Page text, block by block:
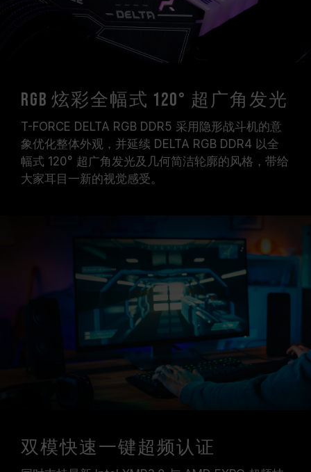
RGB 炫彩全幅式 120° 超广角发光
T-FORCE DELTA RGB DDR5 采用隐形战斗机的意
象优化整体外观，并延续 DELTA RGB DDR4 以全
幅式 120° 超广角发光及几何简洁轮廓的风格，带给
大家耳目一新的视觉感受。
双模快速一键超频认证